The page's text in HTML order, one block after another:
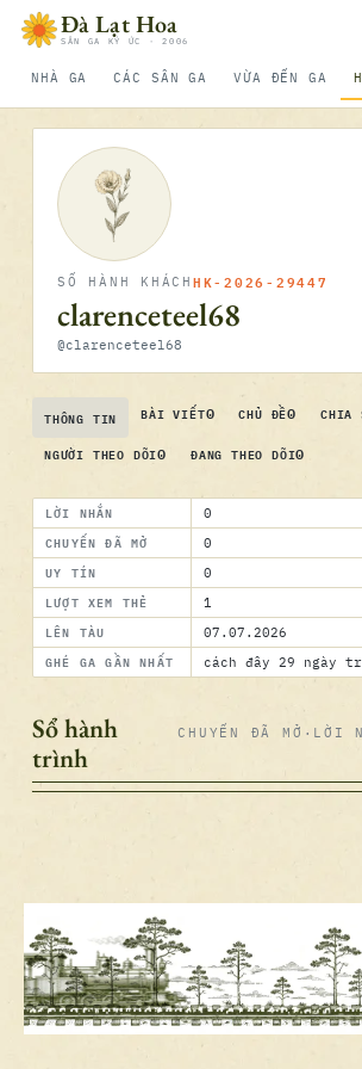
Bỏ qua nội dungĐà Lạt Hoa
SÂN GA KÝ ỨC · 2006
NHÀ GA CÁC SÂN GA VỪA ĐẾN GA
SỐ HÀNH KHÁCH HK-2026-29447
clarenceteel68
@clarenceteel68
THÔNG TIN BÀI VIẾT0 CHỦ ĐỀ0 CHIA
NGƯỜI THEO DÕI0 ĐANG THEO DÕI0
LỜI NHẮN 0
CHUYẾN ĐÃ MỞ 0
UY TÍN 0
LƯỢT XEM THẺ 1
LÊN TÀU 07.07.2026
GHÉ GA GẦN NHẤT cách đây 29 ngày
Sổ hành
trình
CHUYẾN ĐÃ MỞ · LỜI